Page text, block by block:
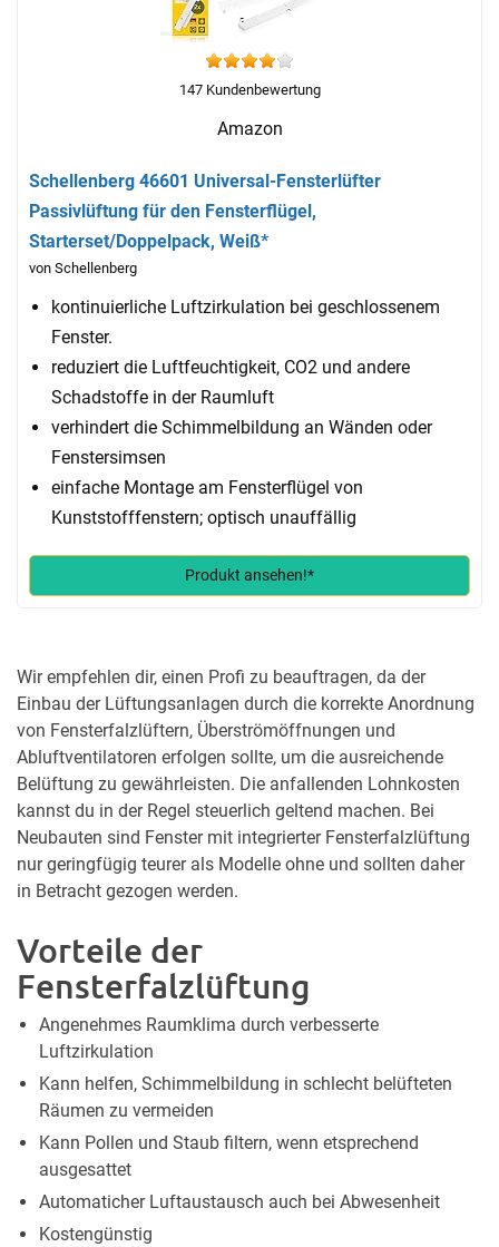
147 Kundenbewertung
Amazon
Schellenberg 46601 Universal-Fensterlüfter
Passivlüftung für den Fensterflügel,
Starterset/Doppelpack, Weiß*
von Schellenberg
kontinuierliche Luftzirkulation bei geschlossenem
Fenster.
reduziert die Luftfeuchtigkeit, CO2 und andere
Schadstoffe in der Raumluft
verhindert die Schimmelbildung an Wänden oder
Fenstersimsen
einfache Montage am Fensterflügel von
Kunststofffenstern; optisch unauffällig
Produkt ansehen!*
Wir empfehlen dir, einen Profi zu beauftragen, da der
Einbau der Lüftungsanlagen durch die korrekte Anordnung
von Fensterfalzlüftern, Überströmöffnungen und
Abluftventilatoren erfolgen sollte, um die ausreichende
Belüftung zu gewährleisten. Die anfallenden Lohnkosten
kannst du in der Regel steuerlich geltend machen. Bei
Neubauten sind Fenster mit integrierter Fensterfalzlüftung
nur geringfügig teurer als Modelle ohne und sollten daher
in Betracht gezogen werden.
Vorteile der
Fensterfalzlüftung
Angenehmes Raumklima durch verbesserte
Luftzirkulation
Kann helfen, Schimmelbildung in schlecht belüfteten
Räumen zu vermeiden
Kann Pollen und Staub filtern, wenn etsprechend
ausgesattet
Automaticher Luftaustausch auch bei Abwesenheit
Kostengünstig